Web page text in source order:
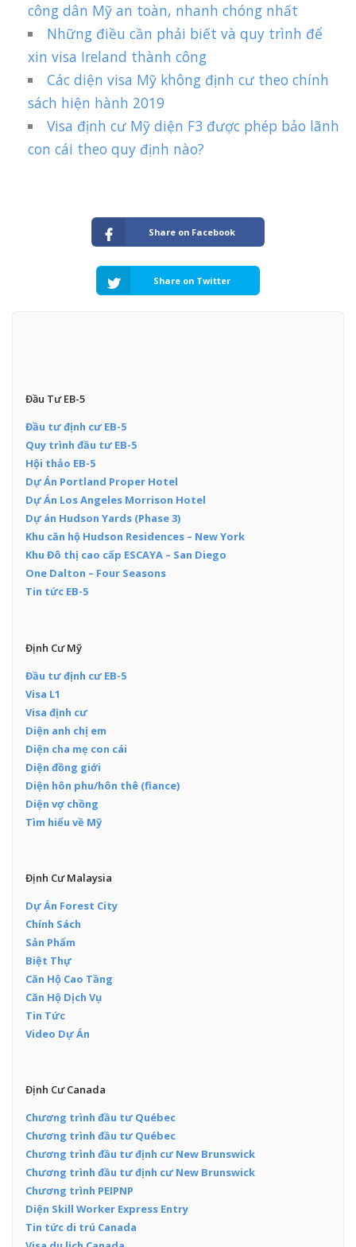
công dân Mỹ an toàn, nhanh chóng nhất
Những điều cần phải biết và quy trình để
xin visa Ireland thành công
Các diện visa Mỹ không định cư theo chính
sách hiện hành 2019
Visa định cư Mỹ diện F3 được phép bảo lãnh
con cái theo quy định nào?
Share on Facebook
Share on Twitter
Đầu Tư EB-5
Đầu tư định cư EB-5
Quy trình đầu tư EB-5
Hội thảo EB-5
Dự Án Portland Proper Hotel
Dự Án Los Angeles Morrison Hotel
Dự án Hudson Yards (Phase 3)
Khu căn hộ Hudson Residences – New York
Khu Đô thị cao cấp ESCAYA – San Diego
One Dalton – Four Seasons
Tin tức EB-5
Định Cư Mỹ
Đầu tư định cư EB-5
Visa L1
Visa định cư
Diện anh chị em
Diện cha mẹ con cái
Diện đồng giới
Diện hôn phu/hôn thê (fiance)
Diện vợ chồng
Tìm hiểu về Mỹ
Định Cư Malaysia
Dự Án Forest City
Chính Sách
Sản Phẩm
Biệt Thự
Căn Hộ Cao Tầng
Căn Hộ Dịch Vụ
Tin Tức
Video Dự Án
Định Cư Canada
Chương trình đầu tư Québec
Chương trình đầu tư Québec
Chương trình đầu tư định cư New Brunswick
Chương trình đầu tư định cư New Brunswick
Chương trình PEIPNP
Diện Skill Worker Express Entry
Tin tức di trú Canada